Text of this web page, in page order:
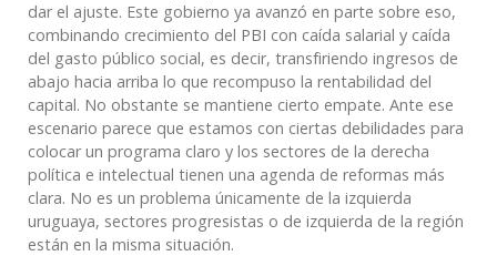
dar el ajuste. Este gobierno ya avanzó en parte sobre eso,
combinando crecimiento del PBI con caída salarial y caída
del gasto público social, es decir, transfiriendo ingresos de
abajo hacia arriba lo que recompuso la rentabilidad del
capital. No obstante se mantiene cierto empate. Ante ese
escenario parece que estamos con ciertas debilidades para
colocar un programa claro y los sectores de la derecha
política e intelectual tienen una agenda de reformas más
clara. No es un problema únicamente de la izquierda
uruguaya, sectores progresistas o de izquierda de la región
están en la misma situación.